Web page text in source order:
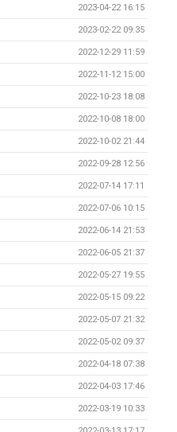
2023-04-22 16:15
2023-02-22 09:35
2022-12-29 11:59
2022-11-12 15:00
2022-10-23 18:08
2022-10-08 18:00
2022-10-02 21:44
2022-09-28 12:56
2022-07-14 17:11
2022-07-06 10:15
2022-06-14 21:53
2022-06-05 21:37
2022-05-27 19:55
2022-05-15 09:22
2022-05-07 21:32
2022-05-02 09:37
2022-04-18 07:38
2022-04-03 17:46
2022-03-19 10:33